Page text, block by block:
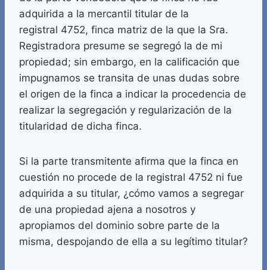
adquirida a la mercantil titular de la
registral 4752, finca matriz de la que la Sra.
Registradora presume se segregó la de mi
propiedad; sin embargo, en la calificación que
impugnamos se transita de unas dudas sobre
el origen de la finca a indicar la procedencia de
realizar la segregación y regularización de la
titularidad de dicha finca.
Si la parte transmitente afirma que la finca en
cuestión no procede de la registral 4752 ni fue
adquirida a su titular, ¿cómo vamos a segregar
de una propiedad ajena a nosotros y
apropiamos del dominio sobre parte de la
misma, despojando de ella a su legítimo titular?